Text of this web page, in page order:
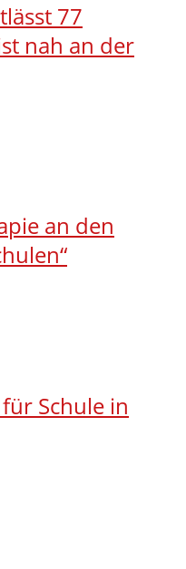
77
nah an der
an den
Schule in